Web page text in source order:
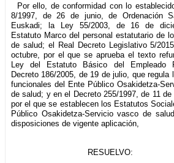
Por ello, de conformidad con lo
8/1997, de 26 de junio, de Ordenación
Euskadi; la Ley 55/2003, de 16 de
Estatuto Marco del personal estatutario de
de salud; el Real Decreto Legislativo 5/
octubre, por el que se aprueba el texto
Ley del Estatuto Básico del Empleado
Decreto 186/2005, de 19 de julio, que regula
funcionales del Ente Público Osakidetza-
de salud; y en el Decreto 255/1997, de 11 de
por el que se establecen los Estatutos
Público Osakidetza-Servicio vasco de
disposiciones de vigente aplicación,
RESUELVO: